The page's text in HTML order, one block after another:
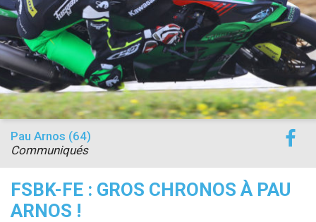
FSBK-FE : GROS CHRONOS À PAU
ARNOS !
Pau Arnos (64)
Communiqués